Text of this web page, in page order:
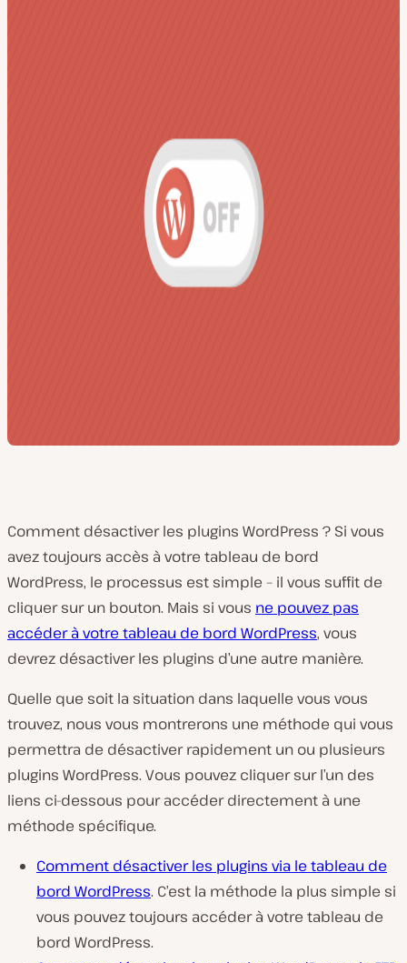
Comment désactiver les plugins WordPress ? Si vous
avez toujours accès à votre tableau de bord
WordPress, le processus est simple – il vous suffit de
cliquer sur un bouton. Mais si vous ne pouvez pas
accéder à votre tableau de bord WordPress, vous
devrez désactiver les plugins d’une autre manière.
Quelle que soit la situation dans laquelle vous vous
trouvez, nous vous montrerons une méthode qui vous
permettra de désactiver rapidement un ou plusieurs
plugins WordPress. Vous pouvez cliquer sur l’un des
liens ci-dessous pour accéder directement à une
méthode spécifique.
Comment désactiver les plugins via le tableau de
bord WordPress. C’est la méthode la plus simple si
vous pouvez toujours accéder à votre tableau de
bord WordPress.